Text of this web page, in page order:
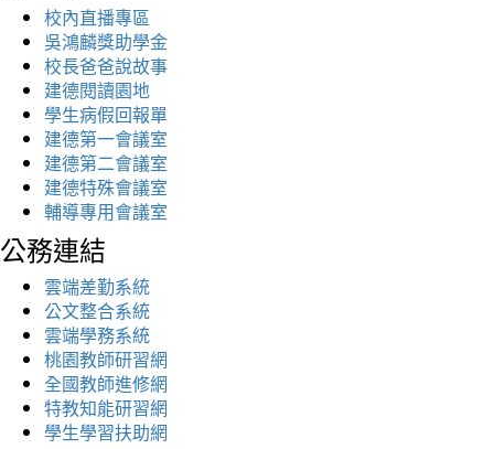
校內直播專區
吳鴻麟獎助學金
校長爸爸說故事
建德閱讀園地
學生病假回報單
建德第一會議室
建德第二會議室
建德特殊會議室
輔導專用會議室
公務連結
雲端差勤系統
公文整合系統
雲端學務系統
桃園教師研習網
全國教師進修網
特教知能研習網
學生學習扶助網